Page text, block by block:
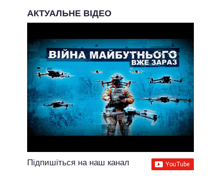
АКТУАЛЬНЕ ВІДЕО
Підпишіться на наш канал